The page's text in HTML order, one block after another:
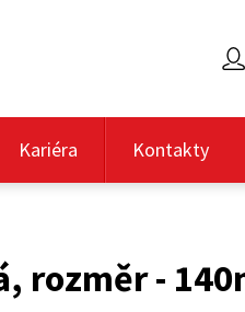
Kariéra Kontakty
rozměr -